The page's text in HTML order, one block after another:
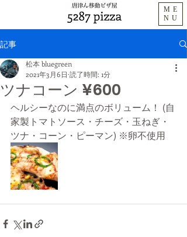
ME
NU
記事
ツナコーン ¥600
松本 bluegreen
2021年3月6日 読了時間: 1分
ヘルシーなのに満点のボリューム！ (自
家製トマトソース・チーズ・玉ねぎ・
ツナ・コーン・ピーマン) ※卵不使用